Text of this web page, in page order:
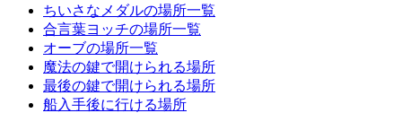
ちいさなメダルの場所一覧
合言葉ヨッチの場所一覧
オーブの場所一覧
魔法の鍵で開けられる場所
最後の鍵で開けられる場所
船入手後に行ける場所